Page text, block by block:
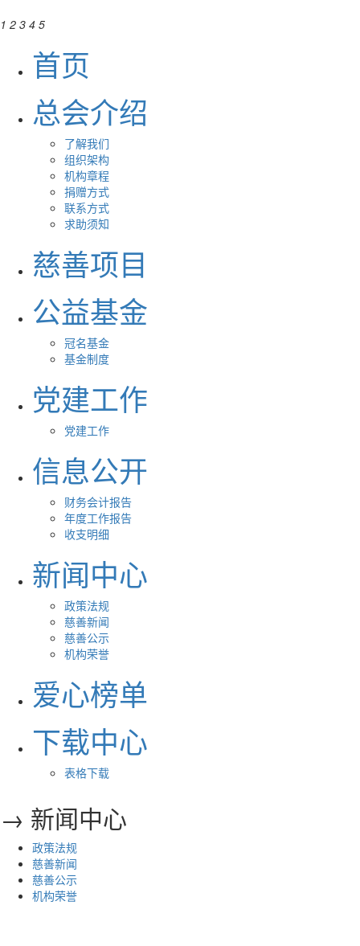
1 2 3 4 5
首页
总会介绍
了解我们
组织架构
机构章程
捐赠方式
联系方式
求助须知
慈善项目
公益基金
冠名基金
基金制度
党建工作
党建工作
信息公开
财务会计报告
年度工作报告
收支明细
新闻中心
政策法规
慈善新闻
慈善公示
机构荣誉
爱心榜单
下载中心
表格下载
→ 新闻中心
政策法规
慈善新闻
慈善公示
机构荣誉